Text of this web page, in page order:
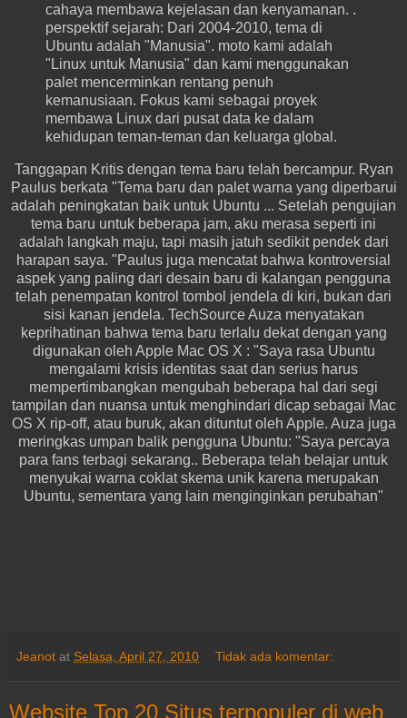
cahaya membawa kejelasan dan kenyamanan. .
perspektif sejarah: Dari 2004-2010, tema di
Ubuntu adalah "Manusia". moto kami adalah
"Linux untuk Manusia" dan kami menggunakan
palet mencerminkan rentang penuh
kemanusiaan. Fokus kami sebagai proyek
membawa Linux dari pusat data ke dalam
kehidupan teman-teman dan keluarga global.
Tanggapan Kritis dengan tema baru telah bercampur. Ryan
Paulus berkata "Tema baru dan palet warna yang diperbarui
adalah peningkatan baik untuk Ubuntu ... Setelah pengujian
tema baru untuk beberapa jam, aku merasa seperti ini
adalah langkah maju, tapi masih jatuh sedikit pendek dari
harapan saya. "Paulus juga mencatat bahwa kontroversial
aspek yang paling dari desain baru di kalangan pengguna
telah penempatan kontrol tombol jendela di kiri, bukan dari
sisi kanan jendela. TechSource Auza menyatakan
keprihatinan bahwa tema baru terlalu dekat dengan yang
digunakan oleh Apple Mac OS X : "Saya rasa Ubuntu
mengalami krisis identitas saat dan serius harus
mempertimbangkan mengubah beberapa hal dari segi
tampilan dan nuansa untuk menghindari dicap sebagai Mac
OS X rip-off, atau buruk, akan dituntut oleh Apple. Auza juga
meringkas umpan balik pengguna Ubuntu: "Saya percaya
para fans terbagi sekarang.. Beberapa telah belajar untuk
menyukai warna coklat skema unik karena merupakan
Ubuntu, sementara yang lain menginginkan perubahan"
Jeanot at Selasa, April 27, 2010 Tidak ada komentar:
Website Top 20 Situs terpopuler di web